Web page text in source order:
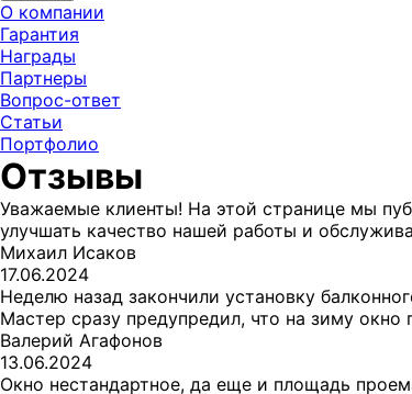
О компании
Гарантия
Награды
Партнеры
Вопрос-ответ
Статьи
Портфолио
Отзывы
Уважаемые клиенты! На этой странице мы
улучшать качество нашей работы и
Михаил Исаков
17.06.2024
Неделю назад закончили установку
Мастер сразу предупредил, что на зиму окно
Валерий Агафонов
13.06.2024
Окно нестандартное, да еще и площадь